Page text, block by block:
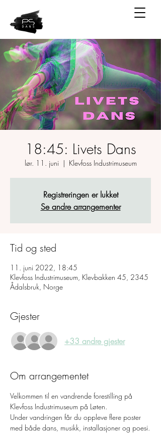
18:45: Livets Dans
lør. 11. juni
  |
Klevfoss Industrimuseum
Registreringen er lukket
Se andre arrangementer
Tid og sted
11. juni 2022, 18:45
Klevfoss Industrimuseum, Klevbakken 45, 2345
Ådalsbruk, Norge
Gjester
+33 andre gjester
Om arrangementet
Velkommen til en vandrende forestilling på
Klevfoss Industrimuseum på Løten.
Under vandringen får du oppleve flere poster
med både dans, musikk, installasjoner og poesi.